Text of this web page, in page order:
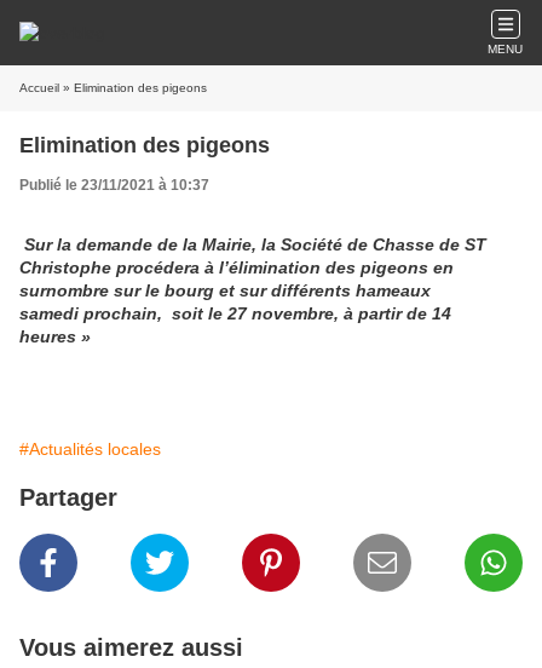
MENU
Accueil » Elimination des pigeons
Elimination des pigeons
Publié le 23/11/2021 à 10:37
Sur la demande de la Mairie, la Société de Chasse de ST
Christophe procédera à l’élimination des pigeons en
surnombre sur le bourg et sur différents hameaux
samedi prochain, soit le 27 novembre, à partir de 14
heures »
#Actualités locales
Partager
Vous aimerez aussi